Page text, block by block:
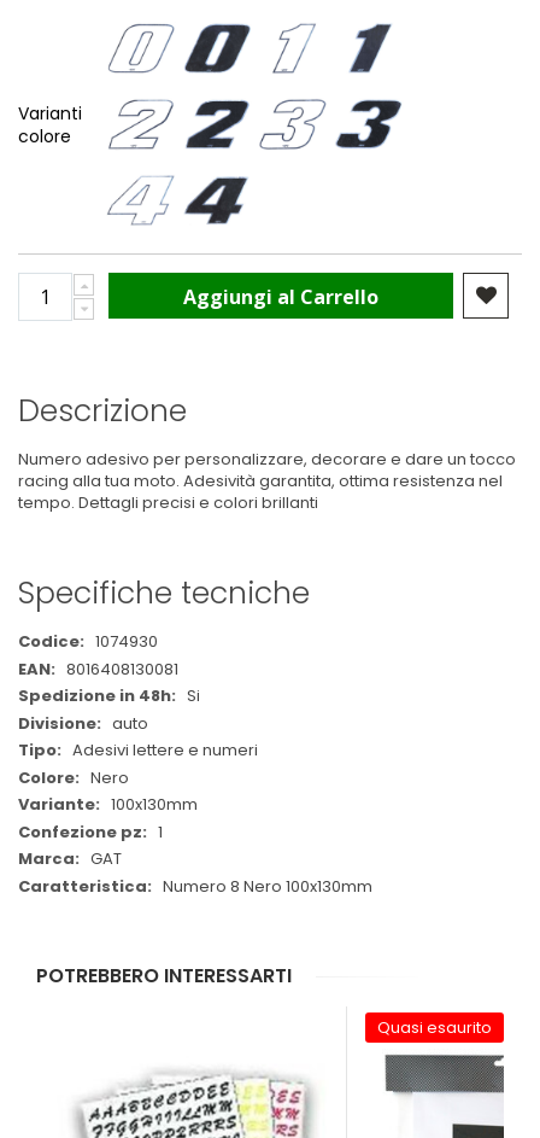
Varianti
colore
Aggiungi al Carrello
Descrizione
Numero adesivo per personalizzare, decorare e dare un tocco
racing alla tua moto. Adesività garantita, ottima resistenza nel
tempo. Dettagli precisi e colori brillanti
Specifiche tecniche
Maggiori
Informazioni
1074930
8016408130081
Si
auto
Adesivi lettere e numeri
Nero
100x130mm
1
GAT
Numero 8 Nero 100x130mm
POTREBBERO INTERESSARTI
Quasi esaurito